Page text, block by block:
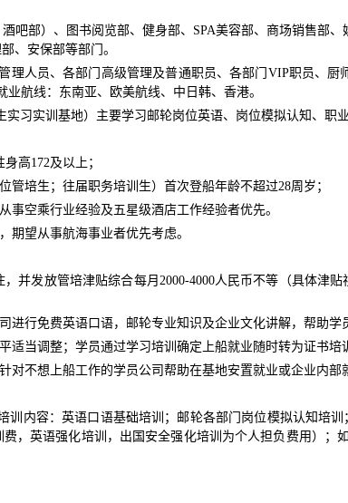
吧部）、图书阅览部、健身部、SPA美容部、商场销售部
、安保部等部门。
理人员、各部门高级管理及普通职员、各部门VIP职员、
航线：东南亚、欧美航线、中日韩、香港。
习实训基地）主要学习邮轮岗位英语、岗位模拟认知、职
高172及以上；
培生；往届职务培训生）首次登船年龄不超过28周岁；
事空乘行业经验及五星级酒店工作经验者优先。
期望从事航海事业者优先考虑。
并发放管培津贴综合每月2000-4000人民币不等（具体津
进行免费英语口语，邮轮专业知识及企业文化讲解，帮助学
适当调整；学员通过学习培训确定上船就业随时转为证书培
对不想上船工作的学员公司帮助在基地安置就业或企业内部
训内容：英语口语基础培训；邮轮各部门岗位模拟认知培
，英语强化培训，出国安全强化培训为个人担负费用）